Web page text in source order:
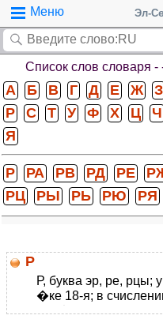
Меню Эл-
Список слов словаря -
А Б В Г Д Е Ж З
Р
С Т У Ф Х Ц Ч
Я
Р РА РВ РД РЕ
РЦ
РЫ РЬ РЮ РЯ
Р
Р, буква эр, ре, рцы;
�ке 18-я; в
про�